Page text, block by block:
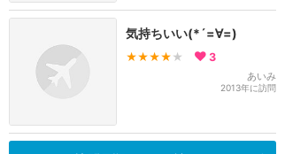
気持ちいい(*´=∀=)
★★★★ ★ 3
あいみ
2013年に訪問